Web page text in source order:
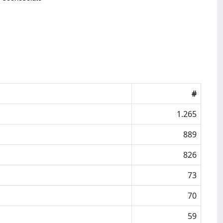
#
1.265
889
826
73
70
59